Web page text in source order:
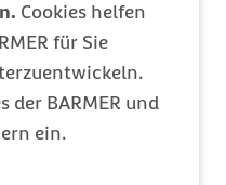
Cookies helfen
für Sie
der BARMER und
ein.
die sich
im
ist verpflichtet, ein
mit dem gleichen